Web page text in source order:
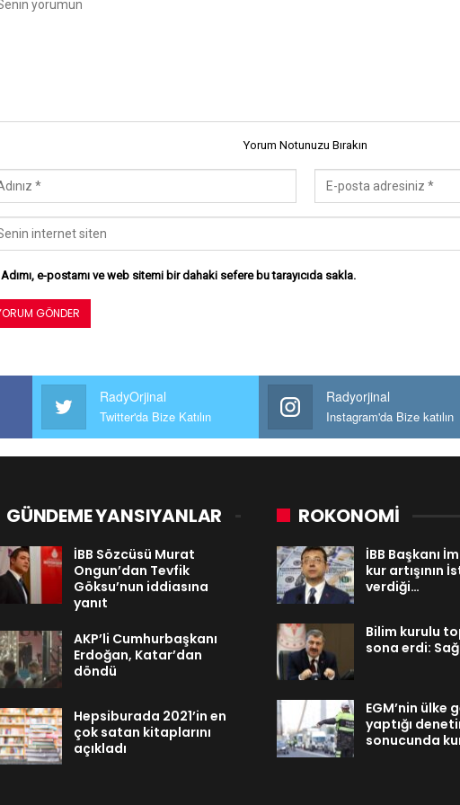
Yorum Notunuzu Bırakın
Adımı, e-postamı ve web sitemi bir dahaki sefere bu tarayıcıda sakla.
RadyOrjinal
Twitter'da Bize Katılın
Radyorjinal
Instagram'da Bize katılın
GÜNDEME YANSIYANLAR
İBB Sözcüsü Murat
Ongun’dan Tevfik
Göksu’nun iddiasına
yanıt
AKP’li Cumhurbaşkanı
Erdoğan, Katar’dan
döndü
Hepsiburada 2021’in en
çok satan kitaplarını
açıkladı
ROKONOMİ
İBB Başkanı
kur artışının
verdiği…
Bilim kurulu
sona erdi:
EGM’nin ülke
yaptığı
sonucunda